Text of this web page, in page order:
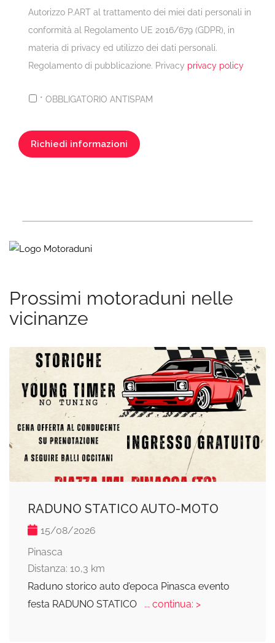
Autorizzo P.ART al trattamento dei miei dati personali in
conformità al Regolamento UE 2016/679 (GDPR), in
materia di privacy ed utilizzo dei dati personali.
Regolamento di pubblicazione. Privacy privacy policy
* OBBLIGATORIO ANTISPAM
Prossimi motoraduni nelle
vicinanze
RADUNO STATICO AUTO-MOTO
15/08/2026
Pinasca
Distanza: 10,3 km
Raduno storico auto d’epoca Pinasca evento
festa RADUNO STATICO
... continua: >